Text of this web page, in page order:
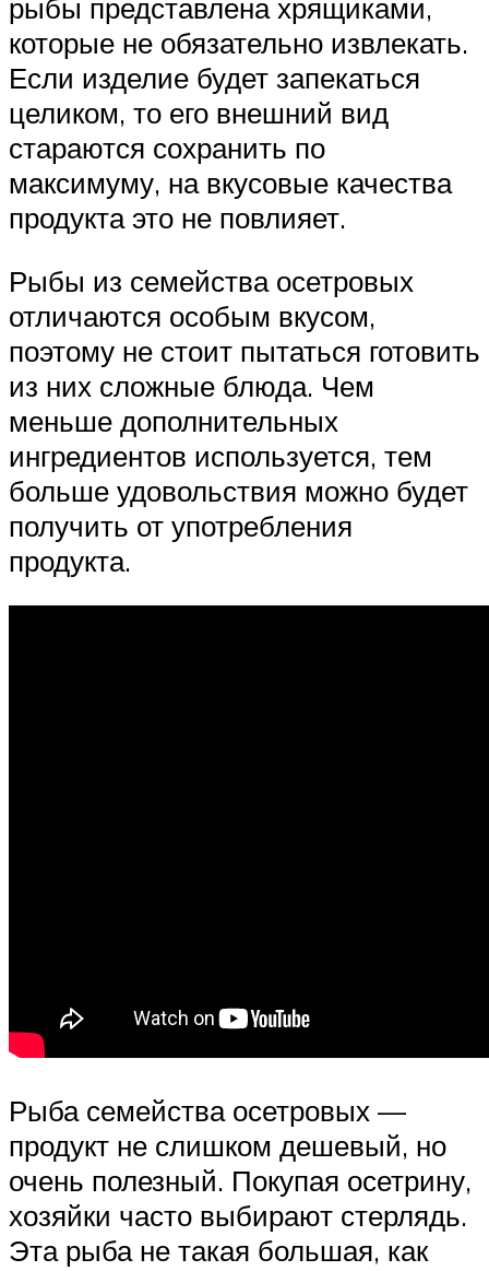
рыбы представлена хрящиками,
которые не обязательно извлекать.
Если изделие будет запекаться
целиком, то его внешний вид
стараются сохранить по
максимуму, на вкусовые качества
продукта это не повлияет.
Рыбы из семейства осетровых
отличаются особым вкусом,
поэтому не стоит пытаться готовить
из них сложные блюда. Чем
меньше дополнительных
ингредиентов используется, тем
больше удовольствия можно будет
получить от употребления
продукта.
Рыба семейства осетровых —
продукт не слишком дешевый, но
очень полезный. Покупая осетрину,
хозяйки часто выбирают стерлядь.
Эта рыба не такая большая, как